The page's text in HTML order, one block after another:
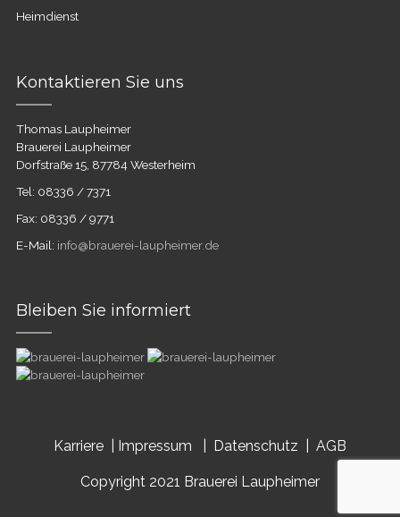
Heimdienst
Kontaktieren Sie uns
Thomas Laupheimer
Brauerei Laupheimer
Dorfstraße 15, 87784 Westerheim
Tel: 08336 / 7371
Fax: 08336 / 9771
E-Mail: info@brauerei-laupheimer.de
Bleiben Sie informiert
Karriere | Impressum | Datenschutz | AGB
Copyright 2021 Brauerei Laupheimer